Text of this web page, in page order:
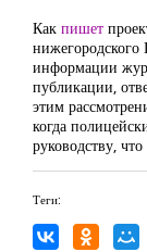
Как пишет
информации
публикации,
этим
когда
руководству,
Теги: